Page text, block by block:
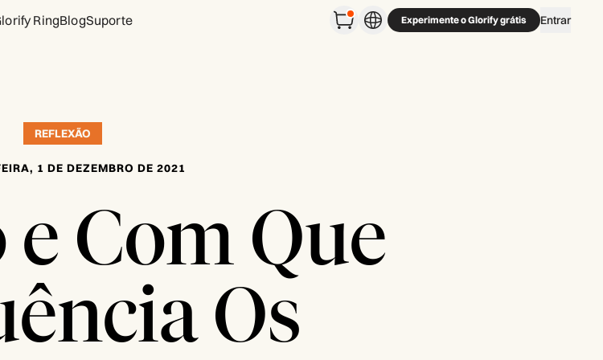
RingBlogSuporte Experimente o Glorify grátis Entrar
REFLEXÃO
1 DE DEZEMBRO DE 2021
Com Que
Os